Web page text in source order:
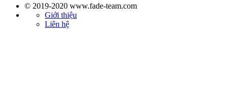
© 2019-2020 www.fade-team.com
Giới thiệu
Liên hệ